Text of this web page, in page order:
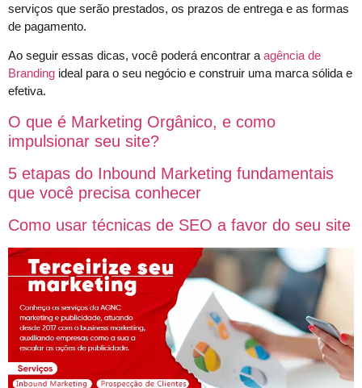
serviços que serão prestados, os prazos de entrega e as formas
de pagamento.
Ao seguir essas dicas, você poderá encontrar a agência de
Branding ideal para o seu negócio e construir uma marca sólida e
efetiva.
O que é Marketing Orgânico, e como
impulsionar seu site?
5 etapas do Inbound Marketing fundamentais
que você precisa conhecer
Como usar técnicas de SEO a favor do seu site